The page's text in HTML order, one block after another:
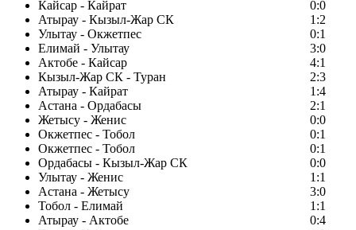
Кайсар - Кайрат
0:0
Атырау - Кызыл-Жар СК
1:2
Улытау - Окжетпес
0:1
Елимай - Улытау
3:0
Актобе - Кайсар
4:1
Кызыл-Жар СК - Туран
2:3
Атырау - Кайрат
1:4
Астана - Ордабасы
2:1
Жетысу - Женис
0:0
Окжетпес - Тобол
0:1
Окжетпес - Тобол
0:1
Ордабасы - Кызыл-Жар СК
0:0
Улытау - Женис
1:1
Астана - Жетысу
3:0
Тобол - Елимай
1:1
Атырау - Актобе
0:4